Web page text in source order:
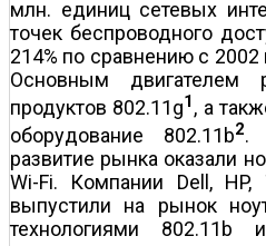
млн. единиц сетевых
точек беспроводного
214% по сравнению с
Основным двигателем
продуктов 802.11g1, а
оборудование 802.11b2.
развитие рынка оказали
Wi-Fi. Компании Dell,
выпустили на рынок
технологиями